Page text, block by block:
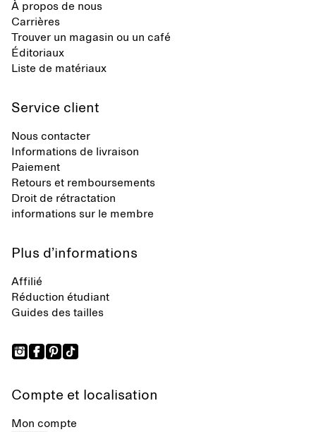
À propos de nous
Carrières
Trouver un magasin ou un café
Éditoriaux
Liste de matériaux
Service client
Nous contacter
Informations de livraison
Paiement
Retours et remboursements
Droit de rétractation
informations sur le membre
Plus d’informations
Affilié
Réduction étudiant
Guides des tailles
Compte et localisation
Mon compte